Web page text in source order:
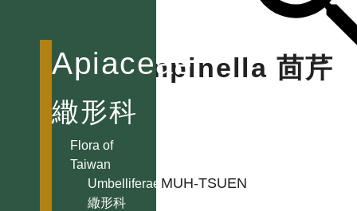
Apiaceae
繖形科
Flora of
Taiwan
Umbelliferae
繖形科
Pimpinella 茴芹
屬
KAO, MUH-TSUEN